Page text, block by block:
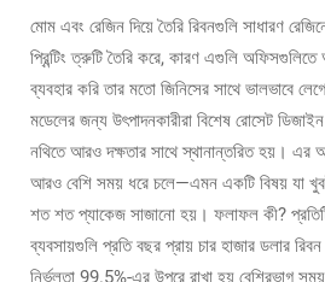
মোম এবং রেজিন দিয়ে তৈরি রিবনগুলি সাধারণ
প্রিন্টিং ত্রুটি তৈরি করে, কারণ এগুলি
ব্যবহার করি তার মতো জিনিসের সাথে ভালভাবে লেগে
মডেলের জন্য উৎপাদনকারীরা বিশেষ রোসেট
নথিতে আরও দক্ষতার সাথে স্থানান্তরিত হয়। এর
আরও বেশি সময় ধরে চলে—এমন একটি বিষয় যা
শত শত প্যাকেজ সাজানো হয়। ফলাফল কী? প্রতিটি
ব্যবসায়গুলি প্রতি বছর প্রায় চার হাজার ডলার
নির্ভুলতা 99.5%-এর উপরে রাখা হয় বেশিরভাগ